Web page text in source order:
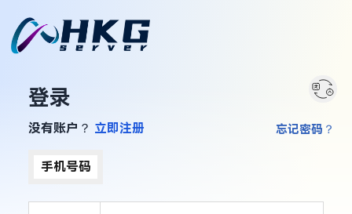
登录
没有账户？ 立即注册
手机号码
忘记密码？